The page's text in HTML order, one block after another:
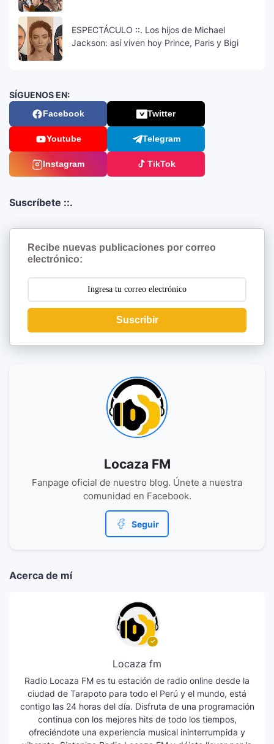
ESPECTÁCULO ::. Los hijos de Michael
Jackson: así viven hoy Prince, Paris y Bigi
SÍGUENOS EN:
Facebook Twitter
Youtube Telegram
Instagram TikTok
Suscríbete ::.
Recibe nuevas publicaciones por correo
electrónico:
Suscribir
Locaza FM
Fanpage oficial de nuestro blog. Únete a nuestra
comunidad en Facebook.
Seguir
Acerca de mí
Locaza fm
Radio Locaza FM es tu estación de radio online desde la
ciudad de Tarapoto para todo el Perú y el mundo, está
contigo las 24 horas del día. Disfruta de una programación
continua con los mejores hits de todo los tiempos,
ofreciéndote una experiencia musical ininterrumpida y